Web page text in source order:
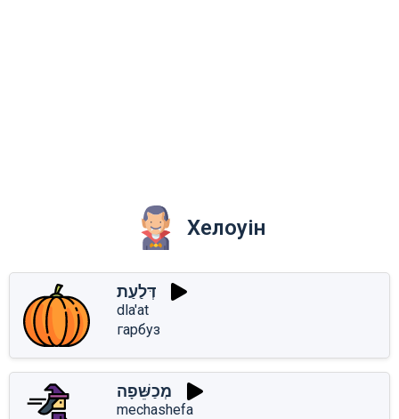
Хелоуін
דְּלַעַת
dla'at
гарбуз
מְכַשֵּׁפָה
mechashefa